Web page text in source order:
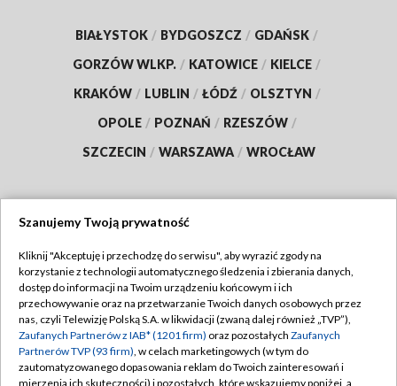
BIAŁYSTOK / BYDGOSZCZ / GDAŃSK /
GORZÓW WLKP. / KATOWICE / KIELCE /
KRAKÓW / LUBLIN / ŁÓDŹ / OLSZTYN /
OPOLE / POZNAŃ / RZESZÓW /
SZCZECIN / WARSZAWA / WROCŁAW
TVP
Abonament TVP
Emisja w TVP
Centrum informacji TVP
Regulamin TVP
Polityka prywatności
Moje zgody
Szanujemy Twoją prywatność
Kliknij "Akceptuję i przechodzę do serwisu", aby wyrazić zgody na
korzystanie z technologii automatycznego śledzenia i zbierania danych,
dostęp do informacji na Twoim urządzeniu końcowym i ich
przechowywanie oraz na przetwarzanie Twoich danych osobowych przez
nas, czyli Telewizję Polską S.A. w likwidacji (zwaną dalej również „TVP”),
Zaufanych Partnerów z IAB* (1201 firm) oraz pozostałych Zaufanych
Partnerów TVP (93 firm), w celach marketingowych (w tym do
zautomatyzowanego dopasowania reklam do Twoich zainteresowań i
mierzenia ich skuteczności) i pozostałych, które wskazujemy poniżej, a